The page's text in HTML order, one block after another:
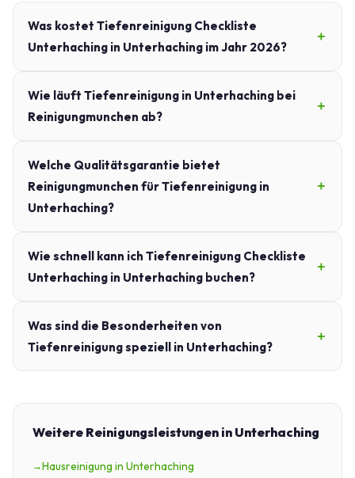
Was kostet Tiefenreinigung Checkliste
Unterhaching in Unterhaching im Jahr 2026?
Wie läuft Tiefenreinigung in Unterhaching bei
Reinigungmunchen ab?
Welche Qualitätsgarantie bietet
Reinigungmunchen für Tiefenreinigung in
Unterhaching?
Wie schnell kann ich Tiefenreinigung Checkliste
Unterhaching in Unterhaching buchen?
Was sind die Besonderheiten von
Tiefenreinigung speziell in Unterhaching?
Weitere Reinigungsleistungen in Unterhaching
Hausreinigung in Unterhaching